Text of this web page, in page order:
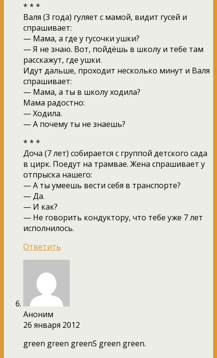
* * *
Валя (3 года) гуляет с мамой, видит гусей и
спрашивает:
— Мама, а где у гусочки ушки?
— Я не знаю. Вот, пойдёшь в школу и тебе там
расскажут, где ушки.
Идут дальше, проходит несколько минут и Валя
спрашивает:
— Мама, а ты в школу ходила?
Мама радостно:
— Ходила.
— А почему ты не знаешь?
* * *
Доча (7 лет) собирается с группой детского сада
в цирк. Поедут на трамвае. Жена спрашивает у
отпрыска нашего:
— А ты умеешь вести себя в транспорте?
— Да.
— И как?
— Не говорить кондуктору, что тебе уже 7 лет
исполнилось.
Ответить
Аноним
26 января 2012
green green greenS green green.